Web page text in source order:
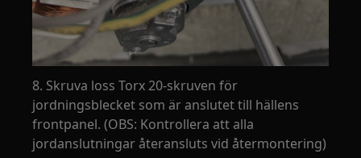
8. Skruva loss Torx 20-skruven för
jordningsblecket som är anslutet till hällens
frontpanel. (OBS: Kontrollera att alla
jordanslutningar återansluts vid återmontering)